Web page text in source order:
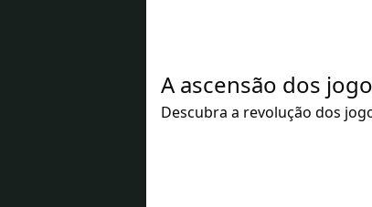
A ascensão dos
Descubra a revolução dos